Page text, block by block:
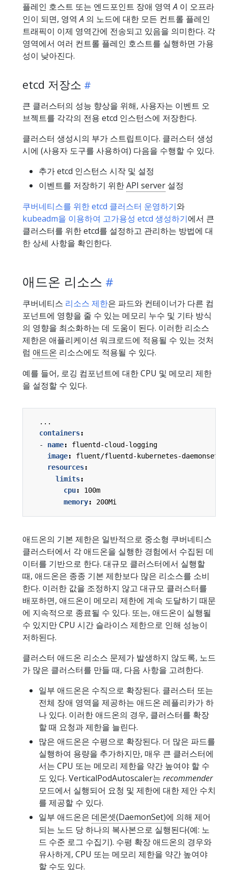
플레인 호스트 또는 엔드포인트 장애 영역A 이 오프라
인이 되면, 영역A 의 노드에 대한 모든 컨트롤 플레인
트래픽이 이제 영역간에 전송되고 있음을 의미한다. 각
영역에서 여러 컨트롤 플레인 호스트를 실행하면 가용
성이 낮아진다.
etcd 저장소
큰 클러스터의 성능 향상을 위해, 사용자는 이벤트 오
브젝트를 각각의 전용 etcd 인스턴스에 저장한다.
클러스터 생성시의 부가 스트립트이다. 클러스터 생성
시에 (사용자 도구를 사용하여) 다음을 수행할 수 있다.
추가 etcd 인스턴스 시작 및 설정
이벤트를 저장하기 위한API server 설정
쿠버네티스를 위한 etcd 클러스터 운영하기와
kubeadm을 이용하여 고가용성 etcd 생성하기에서 큰
클러스터를 위한 etcd를 설정하고 관리하는 방법에 대
한 상세 사항을 확인한다.
애드온 리소스
쿠버네티스 리소스 제한은 파드와 컨테이너가 다른 컴
포넌트에 영향을 줄 수 있는 메모리 누수 및 기타 방식
의 영향을 최소화하는 데 도움이 된다. 이러한 리소스
제한은 애플리케이션 워크로드에 적용될 수 있는 것처
럼 애드온 리소스에도 적용될 수 있다.
예를 들어, 로깅 컴포넌트에 대한 CPU 및 메모리 제한
을 설정할 수 있다.
...
containers:
- name:
fluentd-cloud-logging
image:
fluent/fluentd-kubernetes-
resources:
limits:
cpu:
100m
memory: 200Mi
애드온의 기본 제한은 일반적으로 중소형 쿠버네티스
클러스터에서 각 애드온을 실행한 경험에서 수집된 데
이터를 기반으로 한다. 대규모 클러스터에서 실행할
때, 애드온은 종종 기본 제한보다 많은 리소스를 소비
한다. 이러한 값을 조정하지 않고 대규모 클러스터를
배포하면, 애드온이 메모리 제한에 계속 도달하기 때문
에 지속적으로 종료될 수 있다. 또는, 애드온이 실행될
수 있지만 CPU 시간 슬라이스 제한으로 인해 성능이
저하된다.
클러스터 애드온 리소스 문제가 발생하지 않도록, 노드
가 많은 클러스터를 만들 때, 다음 사항을 고려한다.
일부 애드온은 수직으로 확장된다. 클러스터 또는
전체 장애 영역을 제공하는 애드온 레플리카가 하
나 있다. 이러한 애드온의 경우, 클러스터를 확장
할 때 요청과 제한을 늘린다.
많은 애드온은 수평으로 확장된다. 더 많은 파드를
실행하여 용량을 추가하지만, 매우 큰 클러스터에
서는 CPU 또는 메모리 제한을 약간 높여야 할 수
도 있다. VerticalPodAutoscaler는 recommender
모드에서 실행되어 요청 및 제한에 대한 제안 수치
를 제공할 수 있다.
일부 애드온은 데몬셋(DaemonSet)에 의해 제어
되는 노드 당 하나의 복사본으로 실행된다(예: 노
드 수준 로그 수집기). 수평 확장 애드온의 경우와
유사하게, CPU 또는 메모리 제한을 약간 높여야
할 수도 있다.